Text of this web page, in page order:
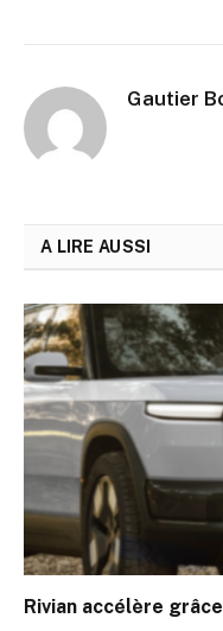
Gautier
A LIRE AUSSI
Rivian accélère